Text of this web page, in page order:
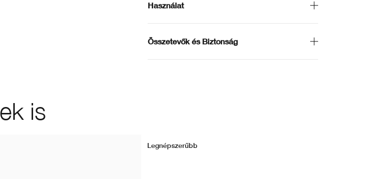
Használat
Összetevők és Biztonság
is
Legnépszerűbb